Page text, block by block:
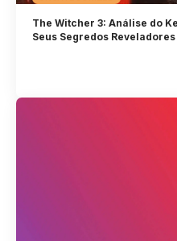
The Witcher 3: Análise do
Seus Segredos Reveladores